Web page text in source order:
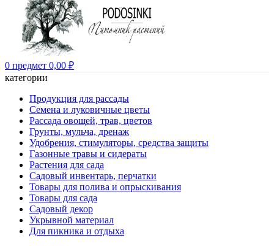
0 предмет 0,00 ₽
категории
Продукция для рассады
Семена и луковичные цветы
Рассада овощей, трав, цветов
Грунты, мульча, дренаж
Удобрения, стимуляторы, средства защиты
Газонные травы и сидераты
Растения для сада
Садовый инвентарь, перчатки
Товары для полива и опрыскивания
Товары для сада
Садовый декор
Укрывной материал
Для пикника и отдыха